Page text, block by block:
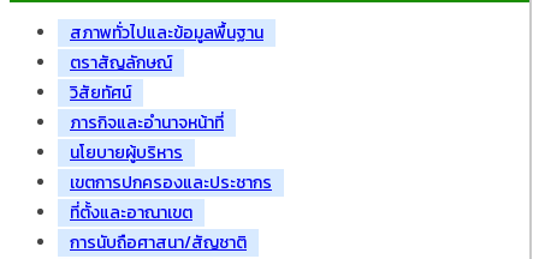
สภาพทั่วไปและข้อมูลพื้นฐาน
ตราสัญลักษณ์
วิสัยทัศน์
ภารกิจและอำนาจหน้าที่
นโยบายผู้บริหาร
เขตการปกครองและประชากร
ที่ตั้งและอาณาเขต
การนับถือศาสนา/สัญชาติ